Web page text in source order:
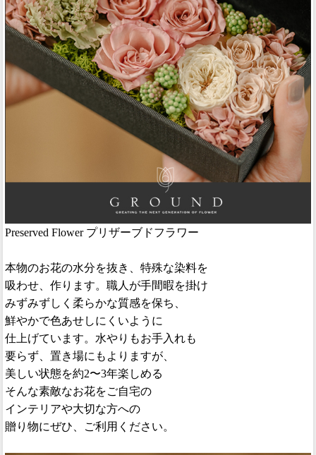
Preserved Flower プリザーブドフラワー
本物のお花の水分を抜き、特殊な染料を
吸わせ、作ります。職人が手間暇を掛け
みずみずしく柔らかな質感を保ち、
鮮やかで色あせしにくいように
仕上げています。水やりもお手入れも
要らず、置き場にもよりますが、
美しい状態を約2〜3年楽しめる
そんな素敵なお花をご自宅の
インテリアや大切な方への
贈り物にぜひ、ご利用ください。